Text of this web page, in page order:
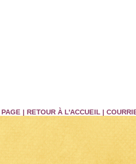
| RETOUR À L'ACCUEIL |